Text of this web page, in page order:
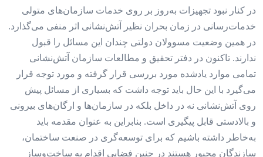
در کنار نبود تجهیزات به‌روز بر روی خدمات سازمان‌های متولی
خدمات‌رسانی در زمان بحران نظیر آتش‌نشانی اثر منفی می‌گذارد.
در همین وضعیت مسوولان دولتی چندان این مسائل را قبول
ندارند. تاکنون در دفتر تحقیق و مطالعات سازمان آتش‌‌‌نشانی
تمامی موارد یاد‌شده مورد بررسی قرار گرفته و مورد توجه قرار
می‌گیرد با این حال باید توجه داشت که بسیاری از مسائل پیش
روی آتش‌نشانی نه در داخل بلکه در سازمان‌ها و ارگان‌های بیرونی
و بالادستی قابل پیگیری است. بنا‌براین به عنوان مقدمه باید
به‌خاطر داشته باشیم که برای توسعه‌گری در صنعت ساختمان،
سازندگان مجبور هستند در چنین فضایی اقدام به ساخت‌وساز